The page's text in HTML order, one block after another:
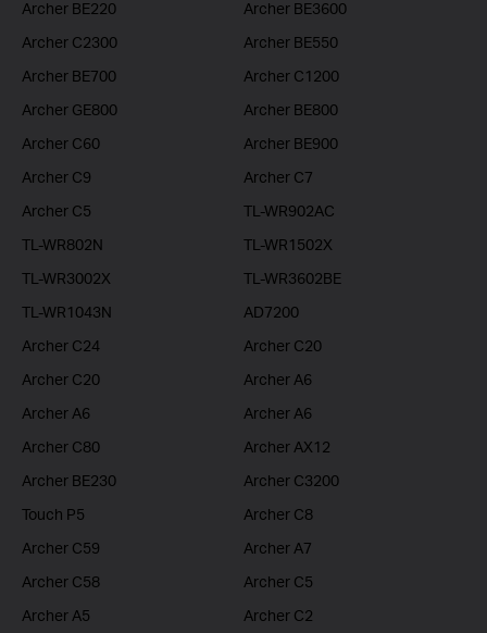
Archer BE220
Archer BE3600
Archer C2300
Archer BE550
Archer BE700
Archer C1200
Archer GE800
Archer BE800
Archer C60
Archer BE900
Archer C9
Archer C7
Archer C5
TL-WR902AC
TL-WR802N
TL-WR1502X
TL-WR3002X
TL-WR3602BE
TL-WR1043N
AD7200
Archer C24
Archer C20
Archer C20
Archer A6
Archer A6
Archer A6
Archer C80
Archer AX12
Archer BE230
Archer C3200
Touch P5
Archer C8
Archer C59
Archer A7
Archer C58
Archer C5
Archer A5
Archer C2